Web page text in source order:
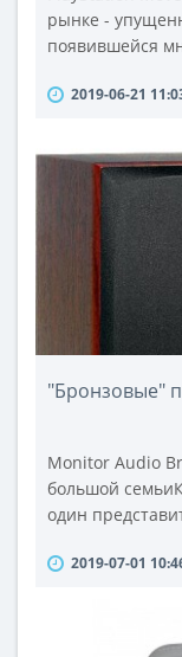
рынке -
появившейся
задолго до
арсенал
для
2019-06-21
"Бронзовые"
Monitor Audio
большой
один
акустика
усиливает
2019-07-01